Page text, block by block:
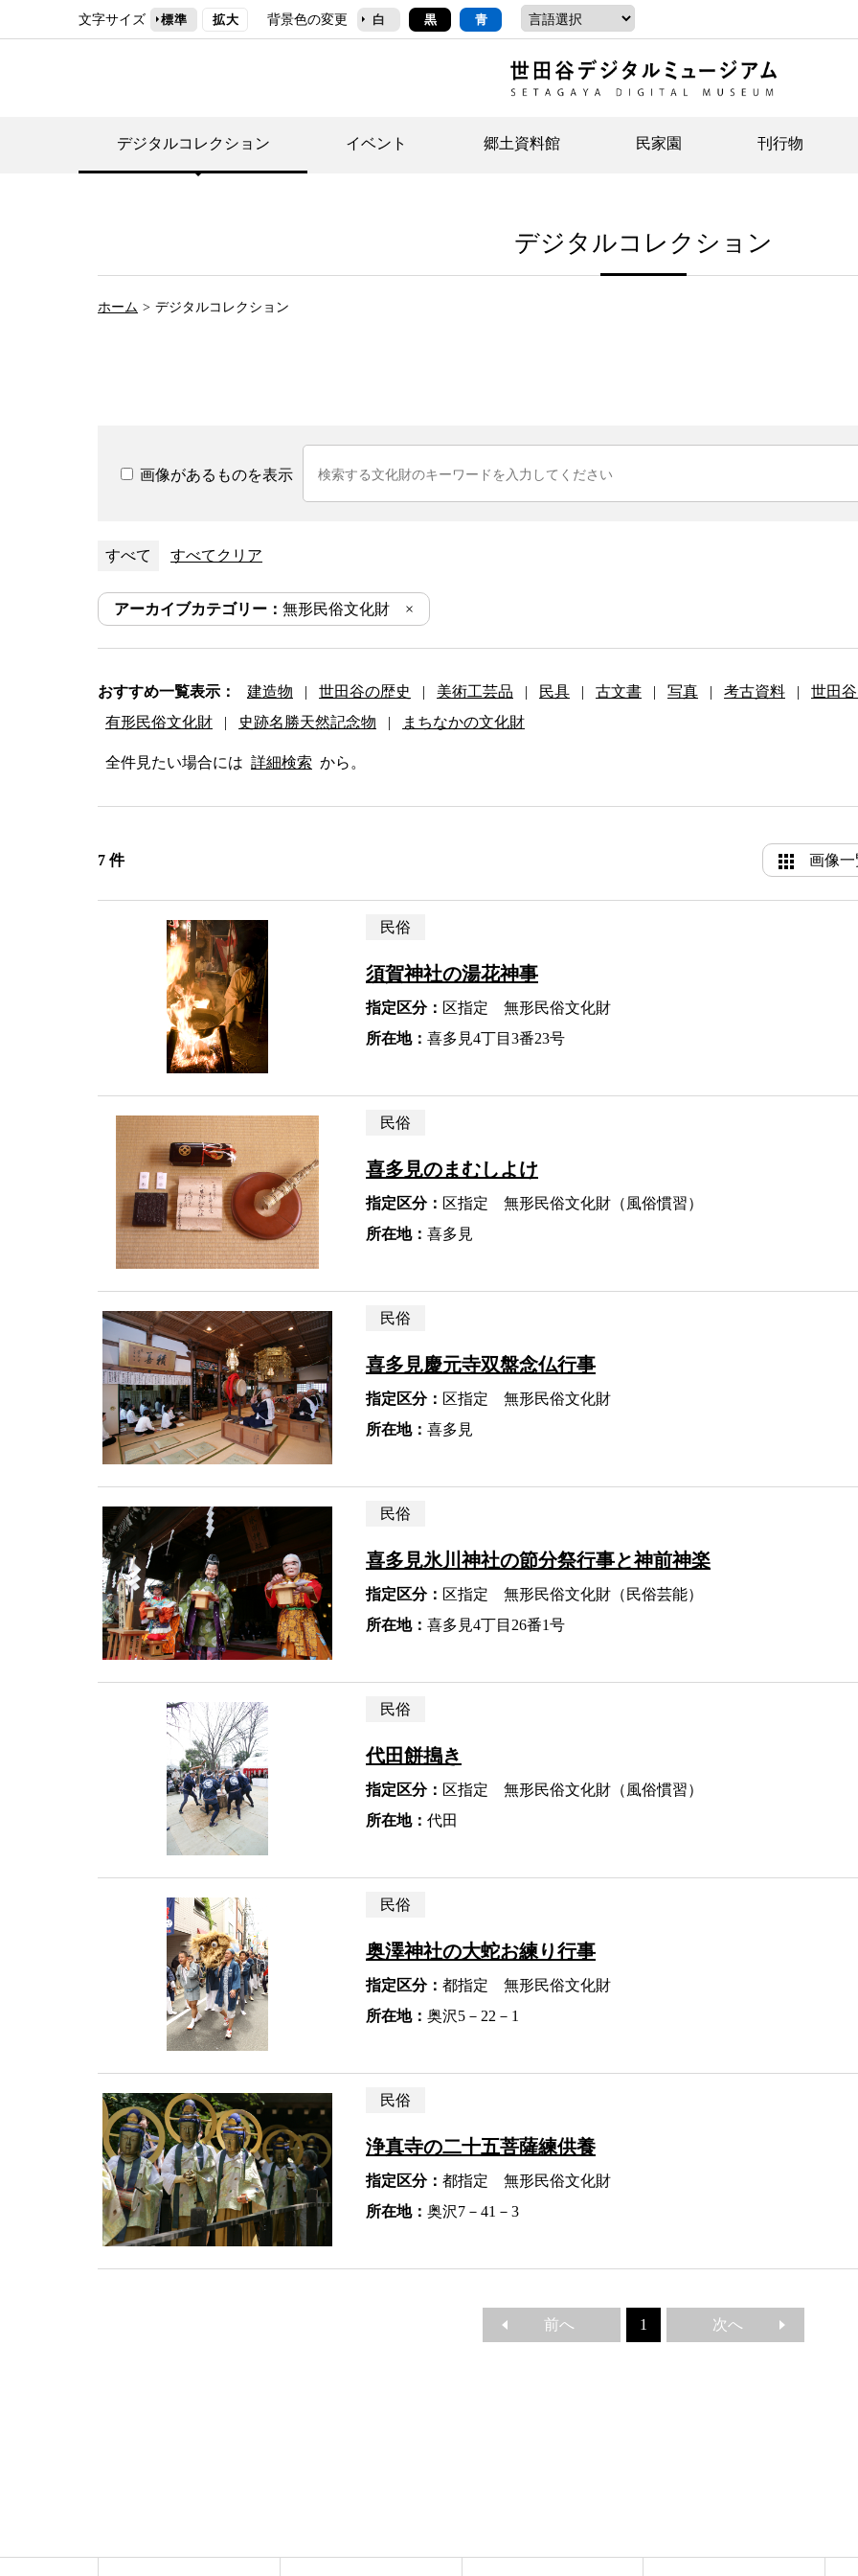
文字サイズ 標準 拡大 背景色の変更 白 黒 青
デジタルコレクション イベント 郷土資料館
イベント
民家園
事業案内(テーマ展示・ボランティアなど) イベント
刊行物
ジュニア講座
デジタルコレクション
ホーム デジタルコレクション
画像があるものを表示
すべて すべてクリア
アーカイブカテゴリー： 無形民俗文化財
おすすめ一覧表示： 建造物 | 世田谷の歴史 | 美術工芸品 | 民具 | 古文書 | 写真 | 考古資料 | 世田
有形民俗文化財
| 史跡名勝天然記念物 | まちなかの文化財
全件見たい場合には 詳細検索 から。
7 件 画像一
民俗
須賀神社の湯花神事
指定区分： 区指定 無形民俗文化財
所在地： 喜多見4丁目3番23号
民俗
喜多見のまむしよけ
指定区分： 区指定 無形民俗文化財（風俗慣習）
所在地： 喜多見
民俗
喜多見慶元寺双盤念仏行事
指定区分： 区指定 無形民俗文化財
所在地： 喜多見
民俗
喜多見氷川神社の節分祭行事と神前神楽
指定区分： 区指定 無形民俗文化財（民俗芸能）
所在地： 喜多見4丁目26番1号
民俗
代田餅搗き
指定区分： 区指定 無形民俗文化財（風俗慣習）
所在地： 代田
民俗
奥澤神社の大蛇お練り行事
指定区分： 都指定 無形民俗文化財
所在地： 奥沢5－22－1
民俗
浄真寺の二十五菩薩練供養
指定区分： 都指定 無形民俗文化財
所在地： 奥沢7－41－3
前へ 1 次へ